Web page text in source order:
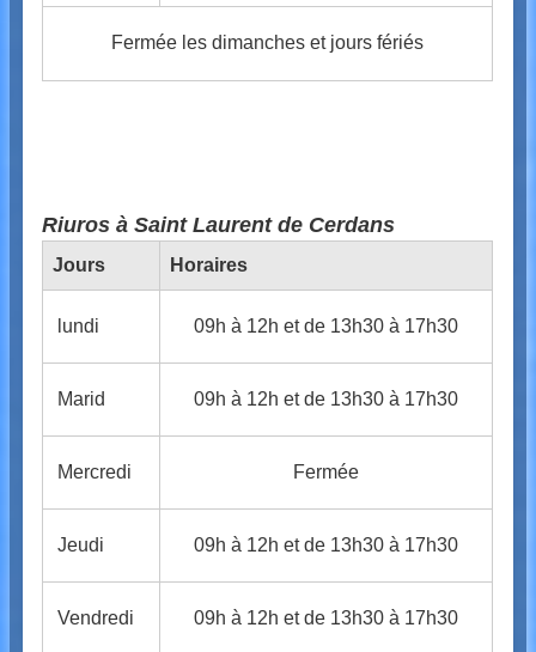
Fermée les dimanches et jours fériés
Riuros à Saint Laurent de Cerdans
Jours Horaires
lundi 09h à 12h et de 13h30 à 17h30
Marid 09h à 12h et de 13h30 à 17h30
Mercredi Fermée
Jeudi 09h à 12h et de 13h30 à 17h30
Vendredi 09h à 12h et de 13h30 à 17h30